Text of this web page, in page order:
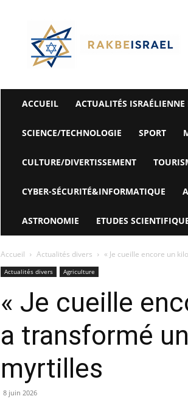
Rak
Be
Israel-
Alyaexpress-
News
ACCUEIL ACTUALITÉS
SCIENCE/TECHNOLOGIE SPORT
CULTURE/DIVERTISSEMENT
CYBER-SÉCURITÉ&INFORMATIQUE
ASTRONOMIE ETUDES
Accueil Actualités divers « Je cueille encore un
Actualités divers Agriculture
« Je cueille
a transformé
myrtilles
8 juin 2026